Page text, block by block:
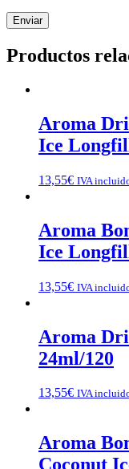
Productos
Aroma
Ice
13,55€ IVA
Aroma
Ice
13,55€ IVA
Aroma
24ml/120
13,55€ IVA
Aroma
Coconut